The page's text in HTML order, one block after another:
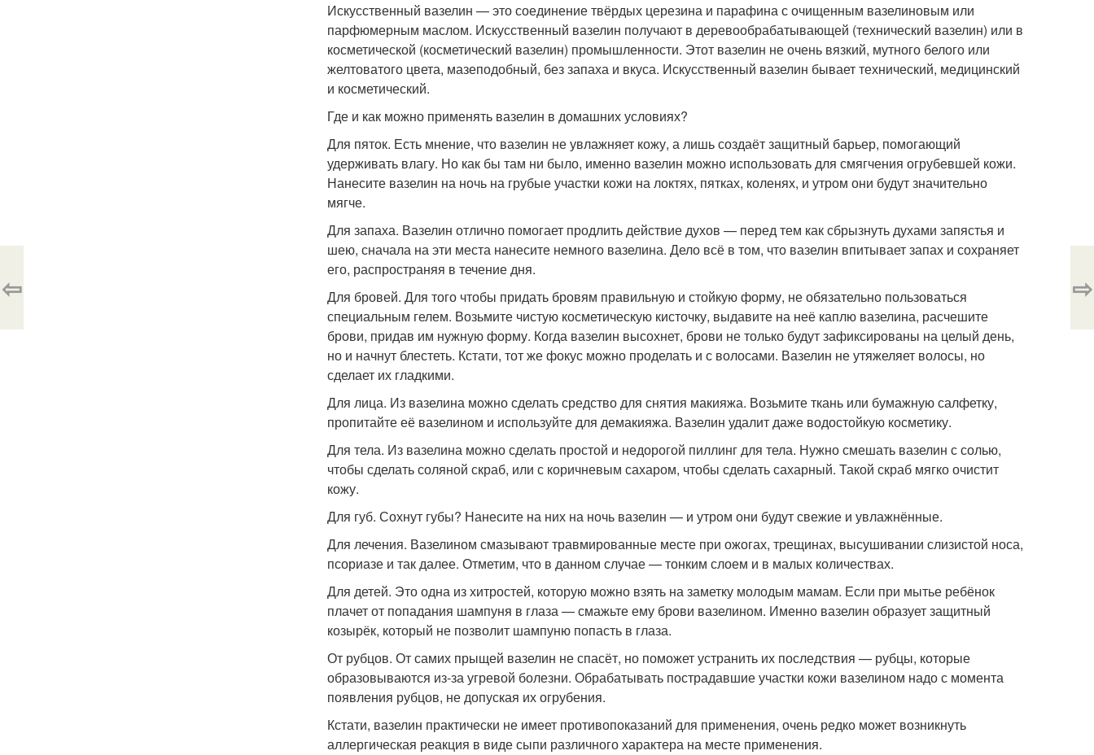
Искусственный вазелин — это соединение твёрдых церезина и парафина с очищенным вазелиновым или
парфюмерным маслом. Искусственный вазелин получают в деревообрабатывающей (технический вазелин) или в
косметической (косметический вазелин) промышленности. Этот вазелин не очень вязкий, мутного белого или
желтоватого цвета, мазеподобный, без запаха и вкуса. Искусственный вазелин бывает технический, медицинский
и косметический.
Где и как можно применять вазелин в домашних условиях?
Для пяток. Есть мнение, что вазелин не увлажняет кожу, а лишь создаёт защитный барьер, помогающий
удерживать влагу. Но как бы там ни было, именно вазелин можно использовать для смягчения огрубевшей кожи.
Нанесите вазелин на ночь на грубые участки кожи на локтях, пятках, коленях, и утром они будут значительно
мягче.
Для запаха. Вазелин отлично помогает продлить действие духов — перед тем как сбрызнуть духами запястья и
шею, сначала на эти места нанесите немного вазелина. Дело всё в том, что вазелин впитывает запах и сохраняет
его, распространяя в течение дня.
Для бровей. Для того чтобы придать бровям правильную и стойкую форму, не обязательно пользоваться
специальным гелем. Возьмите чистую косметическую кисточку, выдавите на неё каплю вазелина, расчешите
брови, придав им нужную форму. Когда вазелин высохнет, брови не только будут зафиксированы на целый день,
но и начнут блестеть. Кстати, тот же фокус можно проделать и с волосами. Вазелин не утяжеляет волосы, но
сделает их гладкими.
Для лица. Из вазелина можно сделать средство для снятия макияжа. Возьмите ткань или бумажную салфетку,
пропитайте её вазелином и используйте для демакияжа. Вазелин удалит даже водостойкую косметику.
Для тела. Из вазелина можно сделать простой и недорогой пиллинг для тела. Нужно смешать вазелин с солью,
чтобы сделать соляной скраб, или с коричневым сахаром, чтобы сделать сахарный. Такой скраб мягко очистит
кожу.
Для губ. Сохнут губы? Нанесите на них на ночь вазелин — и утром они будут свежие и увлажнённые.
Для лечения. Вазелином смазывают травмированные месте при ожогах, трещинах, высушивании слизистой носа,
псориазе и так далее. Отметим, что в данном случае — тонким слоем и в малых количествах.
Для детей. Это одна из хитростей, которую можно взять на заметку молодым мамам. Если при мытье ребёнок
плачет от попадания шампуня в глаза — смажьте ему брови вазелином. Именно вазелин образует защитный
козырёк, который не позволит шампуню попасть в глаза.
От рубцов. От самих прыщей вазелин не спасёт, но поможет устранить их последствия — рубцы, которые
образовываются из-за угревой болезни. Обрабатывать пострадавшие участки кожи вазелином надо с момента
появления рубцов, не допуская их огрубения.
Кстати, вазелин практически не имеет противопоказаний для применения, очень редко может возникнуть
аллергическая реакция в виде сыпи различного характера на месте применения.
⇦ ⇨